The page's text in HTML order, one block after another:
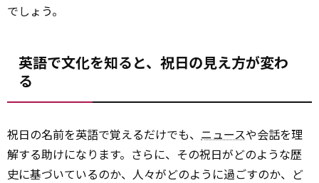
でしょう。
英語で文化を知ると、祝日の見え方が変わ
る
祝日の名前を英語で覚えるだけでも、 ニュースや会話を理
解する助けになります。さらに、その祝日がどのような歴
史に基づいているのか、人々がどのように過ごすのか、ど